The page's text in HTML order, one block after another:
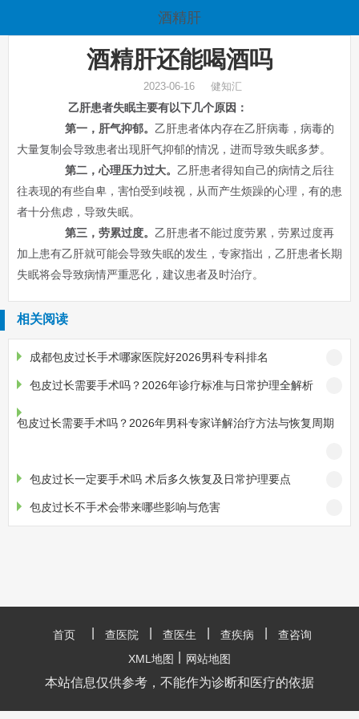
酒精肝
酒精肝还能喝酒吗
2023-06-16 健知汇
乙肝患者失眠主要有以下几个原因：
第一，肝气抑郁。 乙肝患者体内存在乙肝病毒，病毒的
大量复制会导致患者出现肝气抑郁的情况，进而导致失眠多梦。
第二，心理压力过大。 乙肝患者得知自己的病情之后往
往表现的有些自卑，害怕受到歧视，从而产生烦躁的心理，有的患
者十分焦虑，导致失眠。
第三，劳累过度。 乙肝患者不能过度劳累，劳累过度再
加上患有乙肝就可能会导致失眠的发生，专家指出，乙肝患者长期
失眠将会导致病情严重恶化，建议患者及时治疗。
相关阅读
成都包皮过长手术哪家医院好2026男科专科排名
包皮过长需要手术吗？2026年诊疗标准与日常护理全解析
包皮过长需要手术吗？2026年男科专家详解治疗方法与恢复周期
包皮过长一定要手术吗 术后多久恢复及日常护理要点
包皮过长不手术会带来哪些影响与危害
首页 查医院 查医生 查疾病
查咨询
XML地图
网站地图
本站信息仅供参考，不能作为诊断和医疗的依据